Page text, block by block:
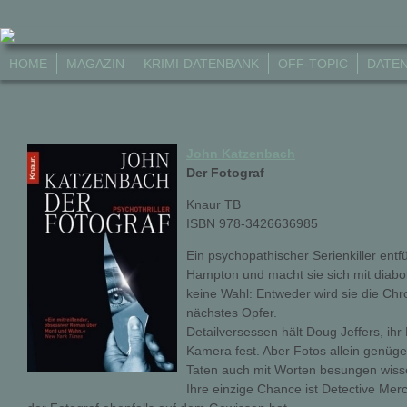
HOME MAGAZIN KRIMI-DATENBANK OFF-TOPIC
John Katzenbach
Der Fotograf
Knaur TB
ISBN 978-3426636985
Ein psychopathischer Serienkiller
Hampton und macht sie sich mit
keine Wahl: Entweder wird sie die
nächstes Opfer.
Detailversessen hält Doug Jeffers,
Kamera fest. Aber Fotos allein
Taten auch mit Worten besungen
Ihre einzige Chance ist Detective